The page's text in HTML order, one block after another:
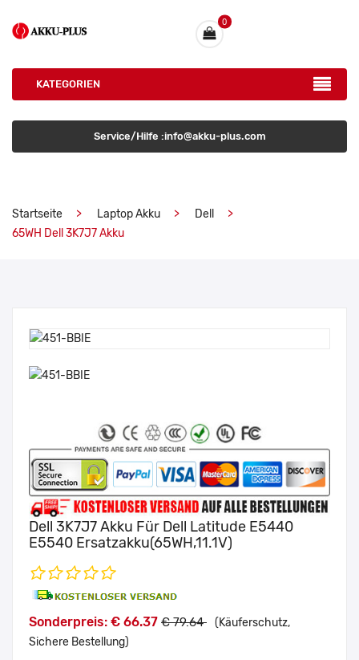
0
KATEGORIEN
Service/Hilfe :info@akku-plus.com
Startseite Laptop Akku
Dell
65WH Dell 3K7J7 Akku
Dell 3K7J7 Akku Für Dell Latitude E5440
E5540 Ersatzakku(65WH,11.1V)
Sonderpreis: € 66.37 € 79.64 (Käuferschutz,
Sichere Bestellung)